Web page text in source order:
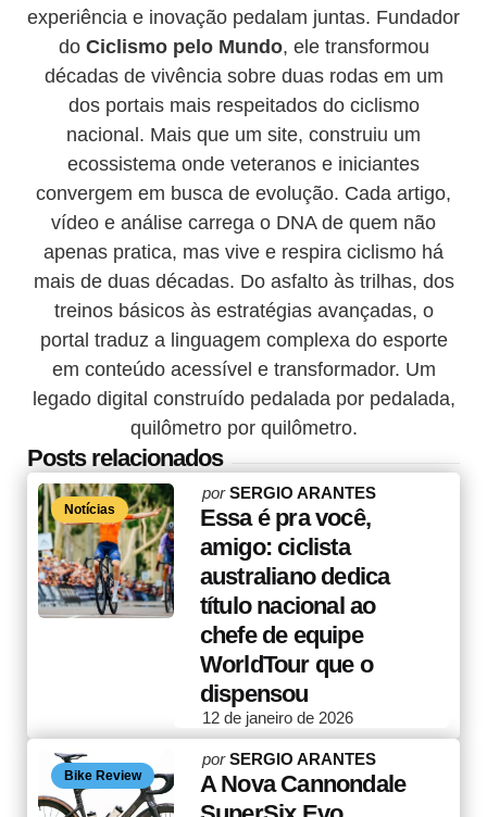
Posts relacionados
Notícias
Posted
by
porSERGIO ARANTES
Essa é pra você,
amigo: ciclista
australiano dedica
título nacional ao
chefe de equipe
WorldTour que o
dispensou
12 de janeiro de 2026
Bike Review
Posted
by
porSERGIO ARANTES
A Nova Cannondale
experiência e inovação pedalam juntas. Fundador
do Ciclismo pelo Mundo, ele transformou
décadas de vivência sobre duas rodas em um
dos portais mais respeitados do ciclismo
nacional. Mais que um site, construiu um
ecossistema onde veteranos e iniciantes
convergem em busca de evolução. Cada artigo,
vídeo e análise carrega o DNA de quem não
apenas pratica, mas vive e respira ciclismo há
mais de duas décadas. Do asfalto às trilhas, dos
treinos básicos às estratégias avançadas, o
portal traduz a linguagem complexa do esporte
em conteúdo acessível e transformador. Um
legado digital construído pedalada por pedalada,
quilômetro por quilômetro.